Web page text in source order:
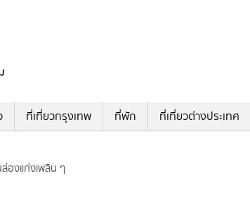
ที่เที่ยวกรุงเทพ ที่พัก ที่เที่ยวต่างประเทศ
ล่องแก่งเพลิน ๆ